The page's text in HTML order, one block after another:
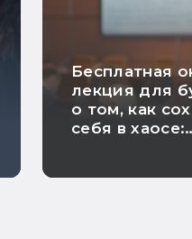
Бесплатная
лекция для
о том, как
себя в хаосе: